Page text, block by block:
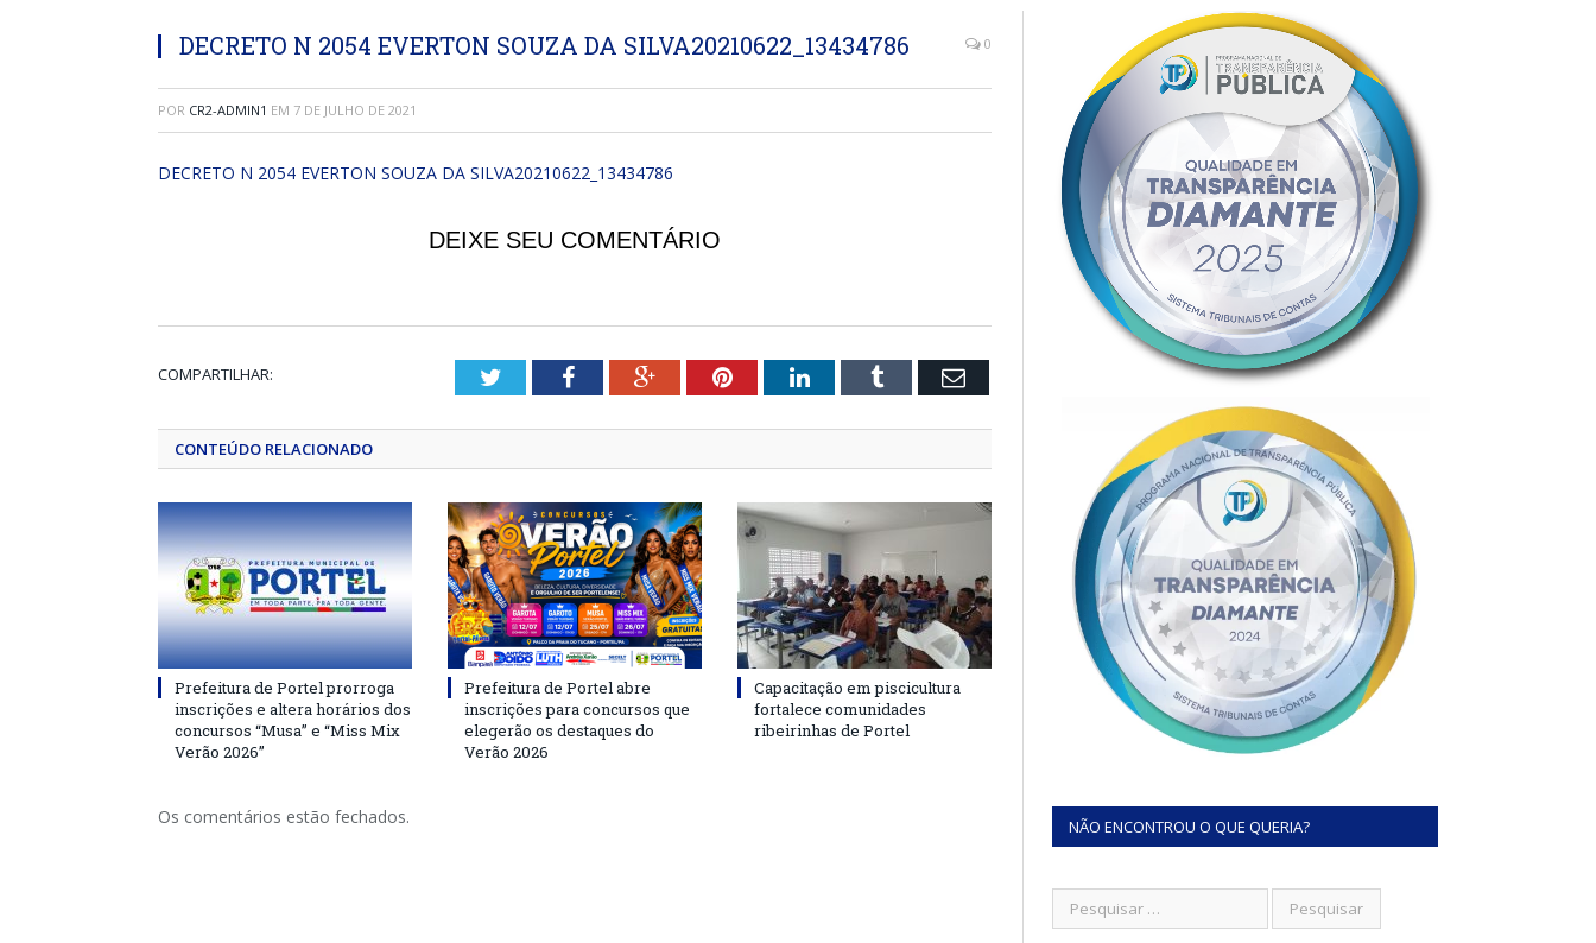
DECRETO N 2054 EVERTON SOUZA DA SILVA20210622_13434786 0
POR CR2-ADMIN1 EM 7 DE JULHO DE 2021
DECRETO N 2054 EVERTON SOUZA DA SILVA20210622_13434786
DEIXE SEU COMENTÁRIO
COMPARTILHAR: TwitterFacebookGoogle+PinterestLinkedInTumblr Email
CONTEÚDO RELACIONADO
Prefeitura de Portel prorroga
inscrições e altera horários dos
concursos “Musa” e “Miss Mix
Verão 2026”
Prefeitura de Portel abre
inscrições para concursos que
elegerão os destaques do
Verão 2026
Capacitação em piscicultura
fortalece comunidades
ribeirinhas de Portel
Os comentários estão fechados. NÃO ENCONTROU O QUE QUERIA?